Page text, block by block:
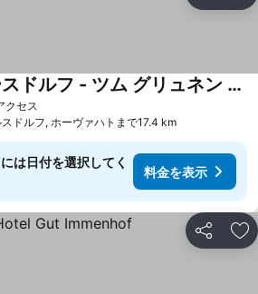
クセス
ホテル グレーマースドルフ - ツム グリュネン イェーガー
ドルフ, ホーヴァハトまで17.4 km
は日付を選択してく
料金を表示
シェア お